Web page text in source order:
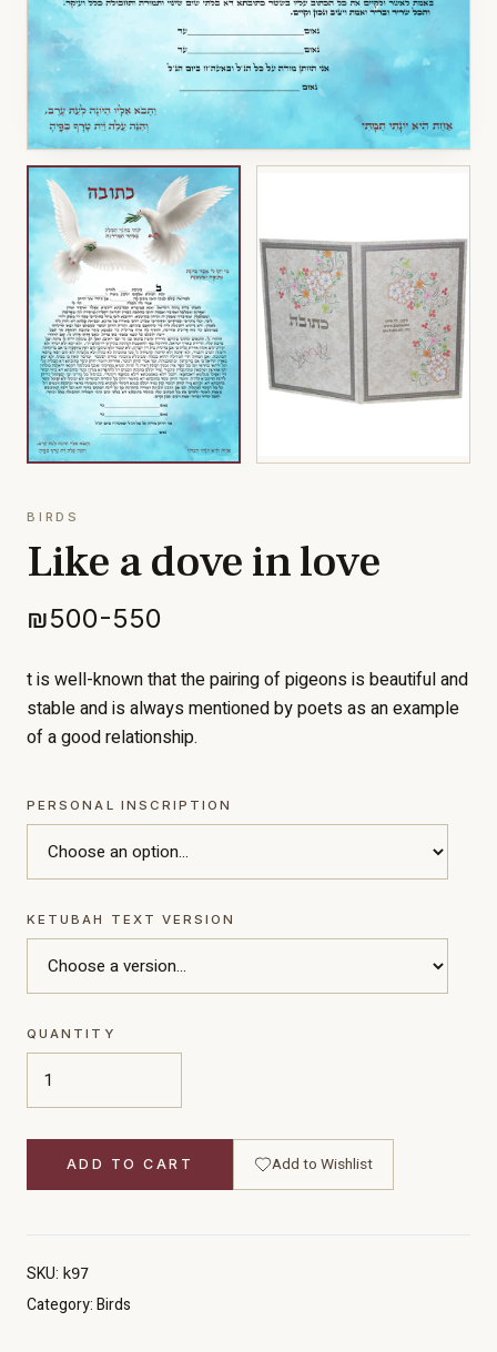
BIRDS
Like a dove in love
₪500-550
t is well-known that the pairing of pigeons is beautiful and
stable and is always mentioned by poets as an example
of a good relationship.
PERSONAL INSCRIPTION
KETUBAH TEXT VERSION
QUANTITY
ADD TO CART Add to Wishlist
SKU: k97
Category:Birds